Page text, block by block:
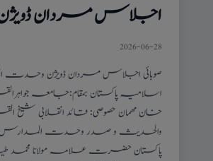
اجلاس مردان ڈویژن
2026-06-28
صوبائی اجلاس مردان ڈویژن
اسلامیہ پاکستان بمقام:جامعہ
خان مھمان حصوصی: قائد انقلابی شیخ
والحدیث و صدر وحدت المدارس
پاکستان حضرت علامہ مولانا محمد